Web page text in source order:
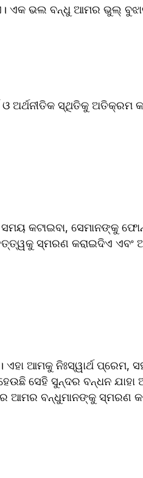
ଏକ ଭଲ ବନ୍ଧୁ ଆମର ଭୁଲ୍
ଓ ଅର୍ଥନୀତିକ ସ୍ଥିତିକୁ
କଟାଇବା, ସେମାନଙ୍କୁ
ସ୍ମରଣ କରାଇଦିଏ ଏବଂ
ଏହା ଆମକୁ ନିଃସ୍ୱାର୍ଥ
ସେହି ସୁନ୍ଦର ବନ୍ଧନ ଯାହା
ଆମର ବନ୍ଧୁମାନଙ୍କୁ ସ୍ମରଣ